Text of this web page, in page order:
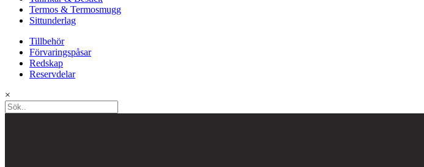
Termos & Termosmugg
Sittunderlag
Tillbehör
Förvaringspåsar
Redskap
Reservdelar
×